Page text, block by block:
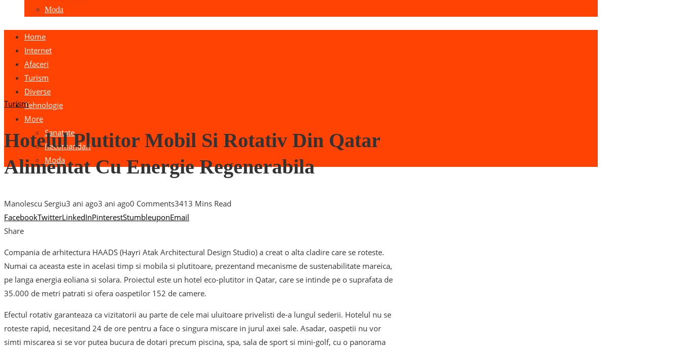
Moda
Home
Internet
Afaceri
Turism
Diverse
Tehnologie
More
Sanatate
Recomandari
Moda
Turism
Hotelul Plutitor Mobil Si Rotativ Din Qatar
Alimentat Cu Energie Regenerabila
Manolescu Sergiu3 ani ago3 ani ago0 Comments3413 Mins Read
FacebookTwitterLinkedInPinterestStumbleuponEmail
Share
Compania de arhitectura HAADS (Hayri Atak Architectural Design Studio) a creat o alta cladire care se roteste.
Numai ca aceasta este in acelasi timp si mobila si plutitoare, prezentand mecanisme de sustenabilitate mareica,
pe langa energia eoliana si solara. Proiectul este un hotel eco-plutitor in Qatar, care se intinde pe o suprafata de
35.000 de metri patrati si ofera oaspetilor 152 de camere.
Efectul rotativ garanteaza ca vizitatorii au parte de cele mai uluitoare privelisti de-a lungul sederii. Hotelul nu se
roteste rapid, necesitand 24 de ore pentru a face o singura miscare in jurul axei sale. Asadar, oaspetii nu vor
simti miscarea si se vor putea bucura de dotari precum piscina, spa, sala de sport si mini-golf, cu o panorama